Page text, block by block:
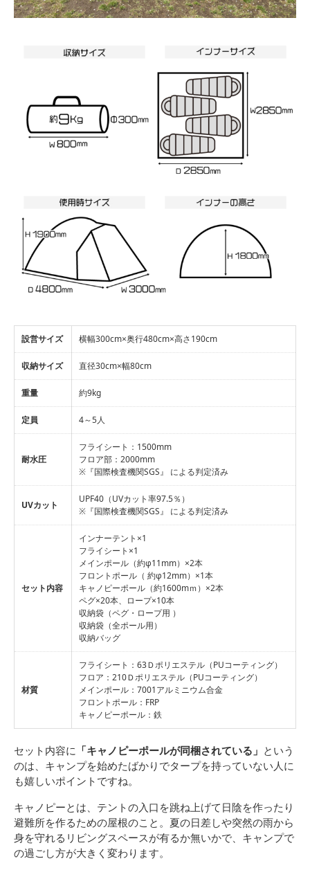
設営サイズ 横幅300cm×奥行480cm×高さ190cm
収納サイズ 直径30cm×幅80cm
重量 約9kg
定員 4～5人
耐水圧
フライシート：1500mm
フロア部：2000mm
※『国際検査機関SGS』 による判定済み
UVカット
UPF40（UVカット率97.5％）
※『国際検査機関SGS』 による判定済み
セット内容
インナーテント×1
フライシート×1
メインポール（約φ11mm）×2本
フロントポール（ 約φ12mm）×1本
キャノピーポール（約1600mｍ）×2本
ペグ×20本、ロープ×10本
収納袋（ペグ・ロープ用 ）
収納袋（全ポール用）
収納バッグ
材質
フライシート：63Ｄポリエステル（PUコーティング）
フロア：210Ｄポリエステル（PUコーティング）
メインポール：7001アルミニウム合金
フロントポール：FRP
キャノピーポール：鉄
セット内容に 「キャノピーポールが同梱されている」 という
のは、キャンプを始めたばかりでタープを持っていない人に
も嬉しいポイントですね。
キャノピーとは、テントの入口を跳ね上げて日陰を作ったり
避難所を作るための屋根のこと。夏の日差しや突然の雨から
身を守れるリビングスペースが有るか無いかで、キャンプで
の過ごし方が大きく変わります。